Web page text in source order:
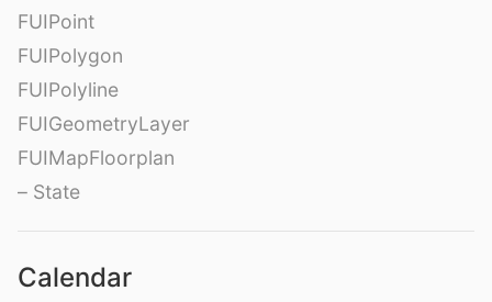
FUIPoint
FUIPolygon
FUIPolyline
FUIGeometryLayer
FUIMapFloorplan
– State
Calendar